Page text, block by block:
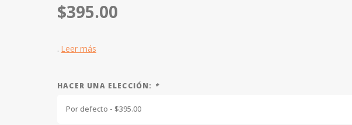
$395.00
. Leer más
HACER UNA ELECCIÓN: *
Por defecto - $395.00